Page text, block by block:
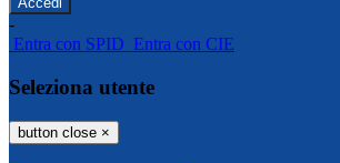
-
Entra con SPID Entra con CIE
Seleziona utente
button close ×